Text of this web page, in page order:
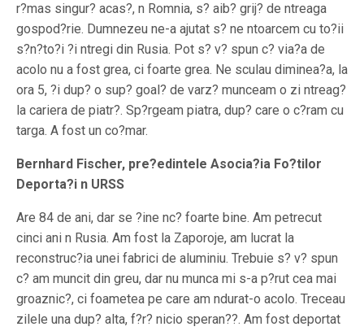
r?mas singur? acas?, n Romnia, s? aib? grij? de ntreaga
gospod?rie. Dumnezeu ne-a ajutat s? ne ntoarcem cu to?ii
s?n?to?i ?i ntregi din Rusia. Pot s? v? spun c? via?a de
acolo nu a fost grea, ci foarte grea. Ne sculau diminea?a, la
ora 5, ?i dup? o sup? goal? de varz? munceam o zi ntreag?
la cariera de piatr?. Sp?rgeam piatra, dup? care o c?ram cu
targa. A fost un co?mar.
Bernhard Fischer, pre?edintele Asocia?ia Fo?tilor
Deporta?i n URSS
Are 84 de ani, dar se ?ine nc? foarte bine. Am petrecut
cinci ani n Rusia. Am fost la Zaporoje, am lucrat la
reconstruc?ia unei fabrici de aluminiu. Trebuie s? v? spun
c? am muncit din greu, dar nu munca mi s-a p?rut cea mai
groaznic?, ci foametea pe care am ndurat-o acolo. Treceau
zilele una dup? alta, f?r? nicio speran??. Am fost deportat